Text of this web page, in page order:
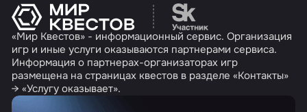
Перейти на сайт
«Мир Квестов» - информационный сервис. Организация
игр и иные услуги оказываются партнерами сервиса.
Информация о партнерах-организаторах игр
размещена на страницах квестов в разделе «Контакты»
→ «Услугу оказывает».